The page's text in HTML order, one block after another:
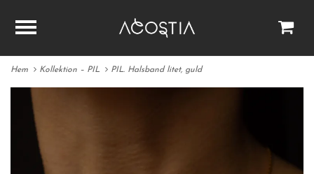
Hem Kollektion – PIL PIL. Halsband litet, guld